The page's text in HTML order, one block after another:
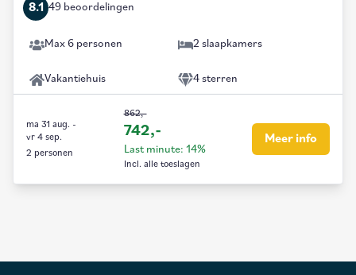
8.1 49 beoordelingen
Max 6 personen 2 slaapkamers
Vakantiehuis 4 sterren
862,-
742,-
Last minute: 14%
Incl. alle toeslagen
ma 31 aug. -
vr 4 sep.
2 personen
Meer info